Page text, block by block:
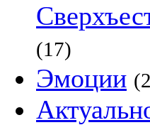
(17)
Эмоции